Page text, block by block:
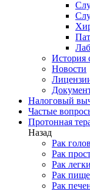
История
Новости
Налоговый
Частые
Протонная
Назад
Рак
Рак
Рак
Рак
Рак